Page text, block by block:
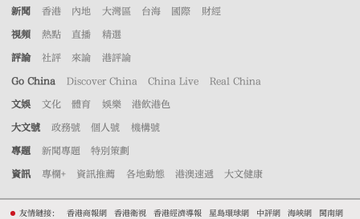
新聞 香港 內地 大灣區 台海 國際 財經
視頻 熱點 直播 精選
評論 社評 來論 港評論
Go China Discover China China Live Real China
文娛 文化 體育 娛樂 港飲港色
大文號 政務號 個人號 機構號
專題 新聞專題 特別策劃
資訊 專欄+ 資訊推薦 各地動態 港澳速遞 大文健康
友情鏈接： 香港商報網 香港衛視 香港經濟導報 星島環球網 中評網 海峽網 閩南網